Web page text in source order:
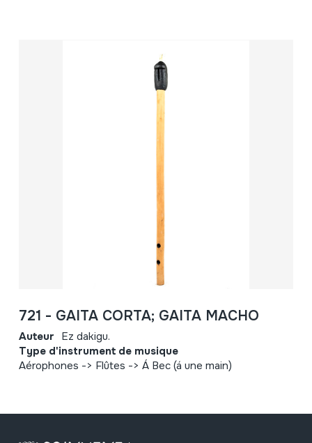
721 - GAITA CORTA; GAITA MACHO
Auteur Ez dakigu.
Type d'instrument de musique
Aérophones -> Flûtes -> Á Bec (á une main)